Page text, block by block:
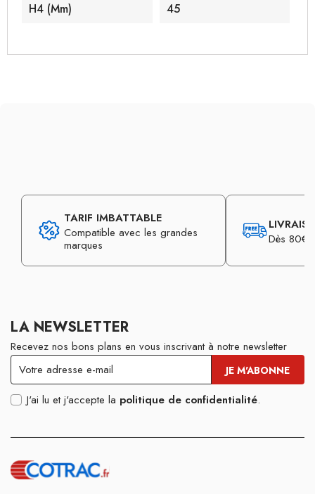
H4 (mm) 45
TARIF IMBATTABLE
Compatible avec les grandes
marques
Dès 80€
LA NEWSLETTER
Recevez nos bons plans en vous inscrivant à notre newsletter
J'ai lu et j'accepte la politique de confidentialité.